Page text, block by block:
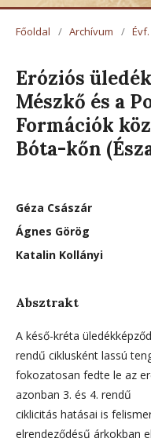
Főoldal / Archívum /
Eróziós
Mészkő és a
Formációk
Bóta-kőn
Géza Császár
Ágnes Görög
Katalin Kollányi
Absztrakt
A késő-kréta
rendű ciklusként lassú
fokozatosan fedte le az
azonban 3. és 4. rendű
ciklicitás hatásai is
elrendeződésű árkokban